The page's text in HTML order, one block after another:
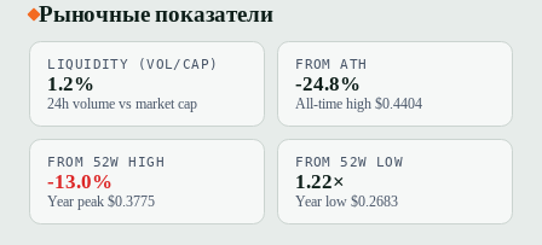
Рыночные показатели
LIQUIDITY (VOL/CAP)
1.2%
24h volume vs market cap
FROM ATH
-24.8%
All-time high $0.4404
FROM 52W HIGH
-13.0%
Year peak $0.3775
FROM 52W LOW
1.22×
Year low $0.2683